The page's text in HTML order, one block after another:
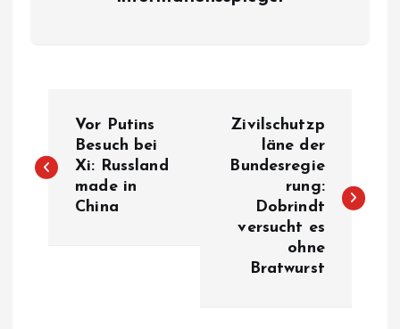
o
Vor Putins
Besuch bei
Xi: Russland
made in
China
Zivilschutzp
läne der
Bundesregie
rung:
Dobrindt
versucht es
ohne
Bratwurst